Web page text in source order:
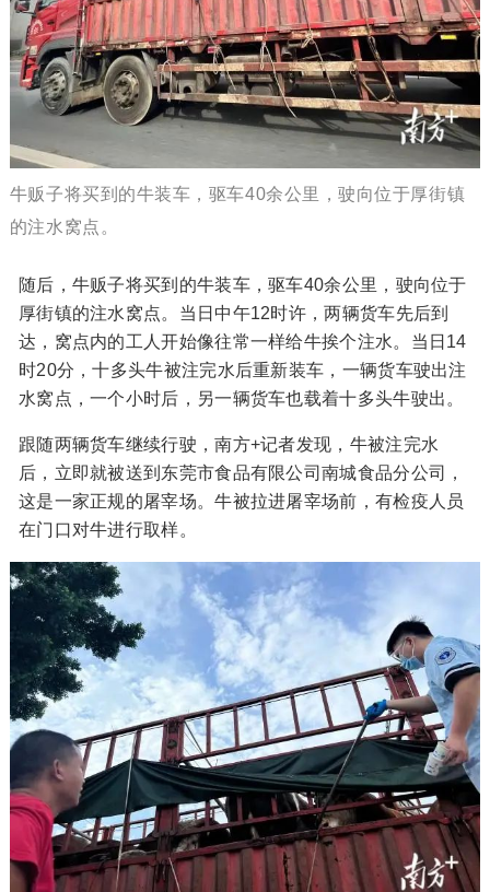
牛贩子将买到的牛装车，驱车40余公里，驶向位于厚街镇
的注水窝点。
随后，牛贩子将买到的牛装车，驱车40余公里，驶向位于
厚街镇的注水窝点。当日中午12时许，两辆货车先后到
达，窝点内的工人开始像往常一样给牛挨个注水。当日14
时20分，十多头牛被注完水后重新装车，一辆货车驶出注
水窝点，一个小时后，另一辆货车也载着十多头牛驶出。
跟随两辆货车继续行驶，南方+记者发现，牛被注完水
后，立即就被送到东莞市食品有限公司南城食品分公司，
这是一家正规的屠宰场。牛被拉进屠宰场前，有检疫人员
在门口对牛进行取样。